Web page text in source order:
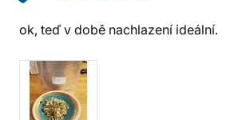
ok, teď v době nachlazení ideální.